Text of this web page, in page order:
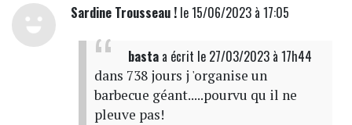
Sardine Trousseau !le 15/06/2023 à 17:05
bastaa écrit le 27/03/2023 à 17h44
dans 738 jours j 'organise un
barbecue géant.....pourvu qu il ne
pleuve pas!